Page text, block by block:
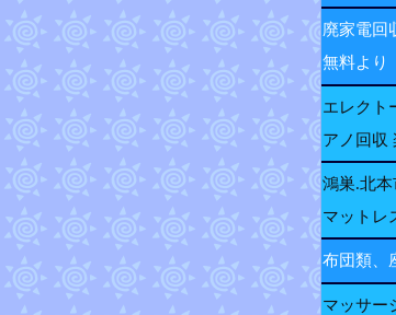
廃家電
無料より
エレクト
アノ回収
鴻巣.北本
マットレ
布団類
マッサー